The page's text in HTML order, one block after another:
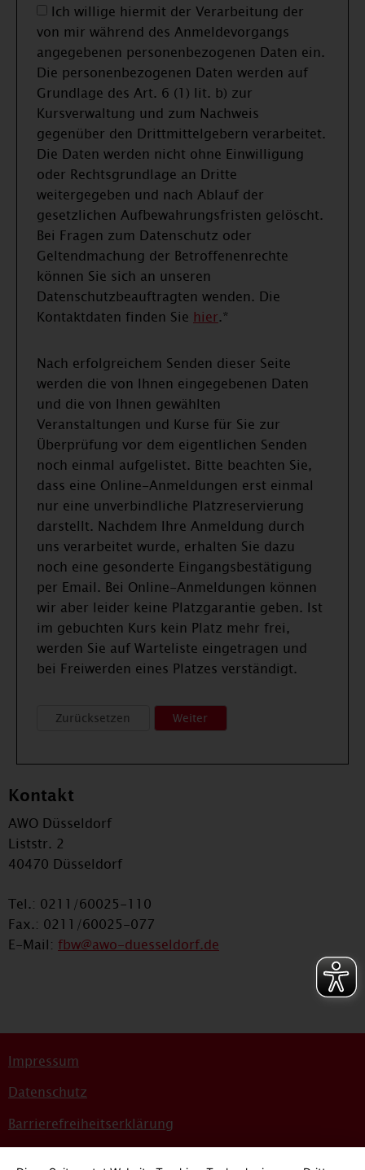
Ich willige hiermit der Verarbeitung der
von mir während des Anmeldevorgangs
angegebenen personenbezogenen Daten ein.
Die personenbezogenen Daten werden auf
Grundlage des Art. 6 (1) lit. b) zur
Kursverwaltung und zum Nachweis
gegenüber den Drittmittelgebern verarbeitet.
Die Daten werden nicht ohne Einwilligung
oder Rechtsgrundlage an Dritte
weitergegeben und nach Ablauf der
gesetzlichen Aufbewahrungsfristen gelöscht.
Bei Fragen zum Datenschutz oder
Geltendmachung der Betroffenenrechte
können Sie sich an unseren
Datenschutzbeauftragten wenden. Die
Kontaktdaten finden Sie hier.*
Nach erfolgreichem Senden dieser Seite
werden die von Ihnen eingegebenen Daten
und die von Ihnen gewählten
Veranstaltungen und Kurse für Sie zur
Überprüfung vor dem eigentlichen Senden
noch einmal aufgelistet. Bitte beachten Sie,
dass eine Online-Anmeldungen erst einmal
nur eine unverbindliche Platzreservierung
darstellt. Nachdem Ihre Anmeldung durch
uns verarbeitet wurde, erhalten Sie dazu
noch eine gesonderte Eingangsbestätigung
per Email. Bei Online-Anmeldungen können
wir aber leider keine Platzgarantie geben. Ist
im gebuchten Kurs kein Platz mehr frei,
werden Sie auf Warteliste eingetragen und
bei Freiwerden eines Platzes verständigt.
Kontakt
AWO Düsseldorf
Liststr. 2
40470 Düsseldorf
Tel.: 0211/60025-110
Fax.: 0211/60025-077
E-Mail: fbw@awo-duesseldorf.de
Impressum
Datenschutz
Barrierefreiheitserklärung